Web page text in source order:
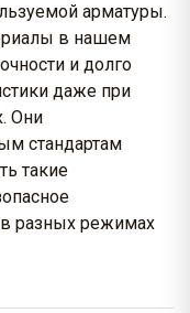
арматуры.
в нашем
и долго
даже при
Они
стандартам
такие
разных режимах